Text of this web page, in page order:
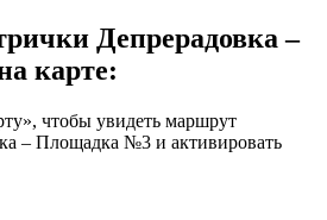
Депрерадовка –
карте:
чтобы увидеть маршрут
– Площадка №3 и активировать